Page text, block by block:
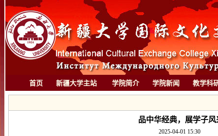
首页 新疆大学主站 学院简介 学院新闻 教学科
品中华经典，展学子风
2025-04-01 15:30